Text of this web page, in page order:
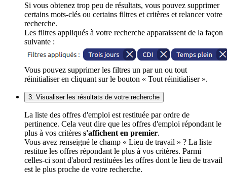
Si vous obtenez trop peu de résultats, vous pouvez supprimer
certains mots-clés ou certains filtres et critères et relancer votre
recherche.
Les filtres appliqués à votre recherche apparaissent de la façon
suivante :
Vous pouvez supprimer les filtres un par un ou tout
réinitialiser en cliquant sur le bouton « Tout réinitialiser ».
3. Visualiser les résultats de votre recherche
La liste des offres d'emploi est restituée par ordre de
pertinence. Cela veut dire que les offres d'emploi répondant le
plus à vos critères s'affichent en premier.
Vous avez renseigné le champ « Lieu de travail » ? La liste
restitue les offres répondant le plus à vos critères. Parmi
celles-ci sont d'abord restituées les offres dont le lieu de travail
est le plus proche de votre recherche.